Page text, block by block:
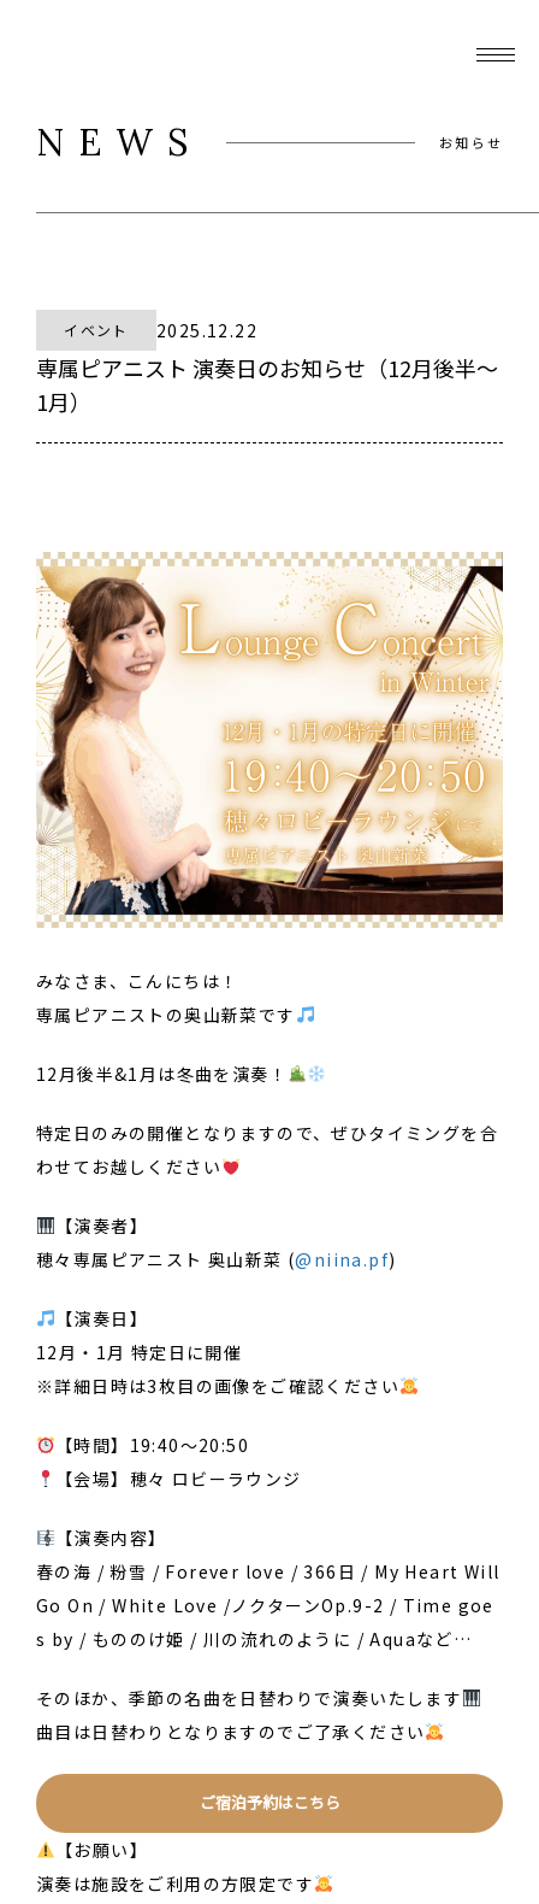
NEWS お知らせ
イベント 2025.12.22
専属ピアニスト 演奏日のお知らせ（12月後半～
1月）
みなさま、こんにちは！
専属ピアニストの奥山新菜です
12月後半&1月は冬曲を演奏！
特定日のみの開催となりますので、ぜひタイミングを合
わせてお越しください
【演奏者】
穂々専属ピアニスト 奥山新菜 (@niina.pf)
【演奏日】
12月・1月 特定日に開催
※詳細日時は3枚目の画像をご確認ください
【時間】19:40〜20:50
【会場】穂々 ロビーラウンジ
【演奏内容】
春の海 / 粉雪 / Forever love / 366日 / My Heart Will
Go On / White Love /ノクターンOp.9-2 / Time goe
s by / もののけ姫 / 川の流れのように / Aquaなど…
そのほか、季節の名曲を日替わりで演奏いたします
曲目は日替わりとなりますのでご了承ください
ご宿泊予約はこちら
【お願い】
演奏は施設をご利用の方限定です